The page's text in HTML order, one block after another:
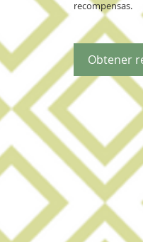
recompensas.
Obtener